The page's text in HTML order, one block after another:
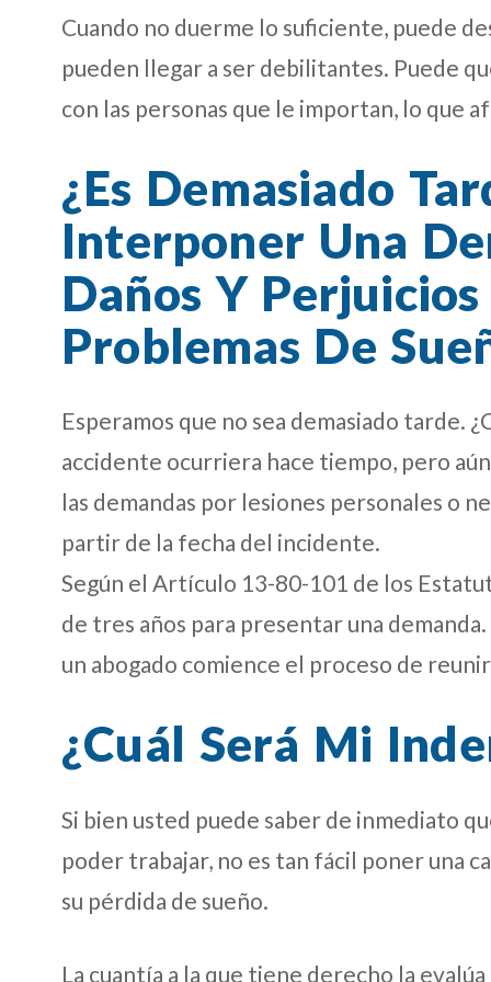
Cuando no duerme lo suficiente, puede
pueden llegar a ser debilitantes. Puede
con las personas que le importan, lo que
¿Es Demasiado
Interponer Una
Daños Y
Problemas De
Esperamos que no sea demasiado tarde.
accidente ocurriera hace tiempo, pero
las demandas por lesiones personales o
partir de la fecha del incidente.
Según el Artículo 13-80-101 de los
de tres años para presentar una
un abogado comience el proceso de
¿Cuál Será Mi
Si bien usted puede saber de inmediato
poder trabajar, no es tan fácil poner una
su pérdida de sueño.
La cuantía a la que tiene derecho la